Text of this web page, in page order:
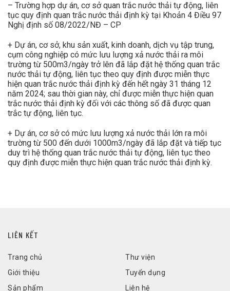
– Trường hợp dự án, cơ sở quan trắc nước thải tự động, liên
tục quy định quan trắc nước thải định kỳ tại Khoản 4 Điều 97
Nghị định số 08/2022/NĐ – CP
+ Dự án, cơ sở, khu sản xuất, kinh doanh, dịch vụ tập trung,
cụm công nghiệp có mức lưu lượng xả nước thải ra môi
trường từ 500m3/ngày trở lên đã lắp đặt hệ thống quan trắc
nước thải tự động, liên tục theo quy định được miễn thực
hiện quan trắc nước thải định kỳ đến hết ngày 31 tháng 12
năm 2024; sau thời gian này, chỉ được miễn thực hiện quan
trắc nước thải định kỳ đối với các thông số đã được quan
trắc tự động, liên tục.
+ Dự án, cơ sở có mức lưu lượng xả nước thải lớn ra môi
trường từ 500 đến dưới 1000m3/ngày đã lắp đặt và tiếp tục
duy trì hệ thống quan trắc nước thải tự động, liên tục theo
quy định được miễn thực hiện quan trắc nước thải định kỳ.
LIÊN KẾT
Trang chủ
Giới thiệu
Sản phẩm
Thư viện
Tuyển dụng
Liên hệ